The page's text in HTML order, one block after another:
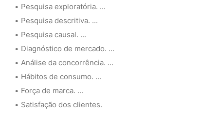
Pesquisa exploratória. ...
Pesquisa descritiva. ...
Pesquisa causal. ...
Diagnóstico de mercado. ...
Análise da concorrência. ...
Hábitos de consumo. ...
Força de marca. ...
Satisfação dos clientes.